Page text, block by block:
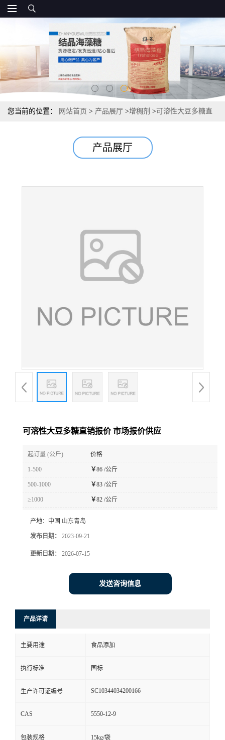
您当前的位置： 网站首页 > 产品展厅 >增稠剂 > 可溶性大豆多糖直
产品展厅
可溶性大豆多糖直销报价 市场报价供应
起订量 (公斤) 价格
1-500 ￥86 /公斤
500-1000 ￥83 /公斤
≥1000 ￥82 /公斤
产地： 中国 山东青岛
发布日期： 2023-09-21
更新日期： 2026-07-15
发送咨询信息
产品详请
主要用途 食品添加
执行标准 国标
生产许可证编号 SC10344034200166
CAS 5550-12-9
包装规格 15kg/袋